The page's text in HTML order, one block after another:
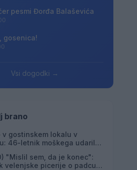
pesmi Đorđa Balaševića
gosenica!
Vsi dogodki →
brano
v gostinskem lokalu v
46-letnik moškega udaril s
"Mislil sem, da je konec":
velenjske picerije o padcu s